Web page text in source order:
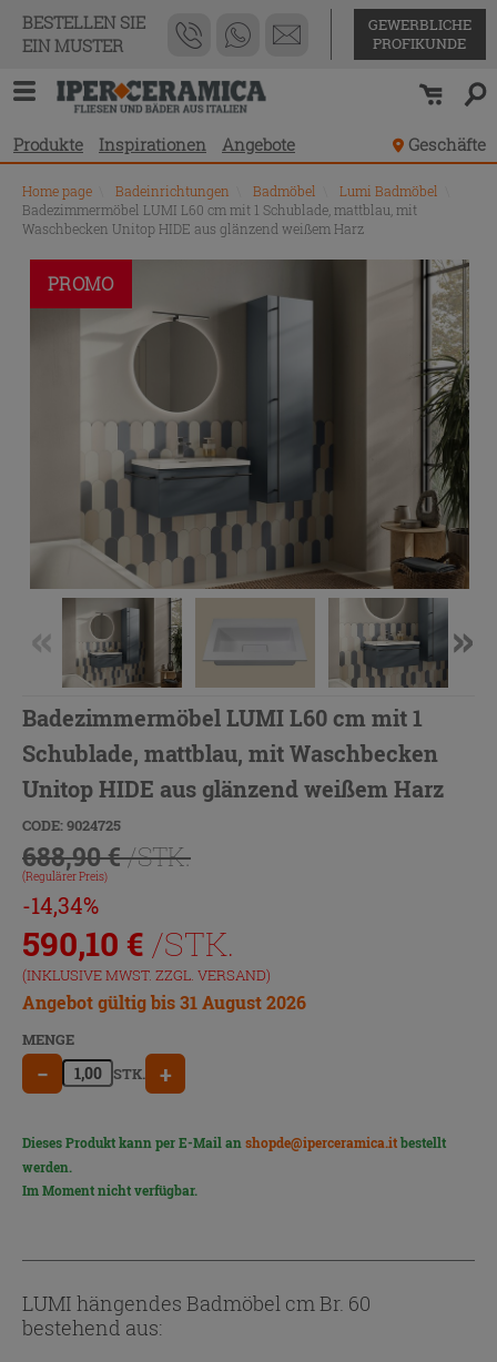
BESTELLEN SIE
EIN MUSTER
GEWERBLICHE
PROFIKUNDE
Produkte Inspirationen Angebote Geschäfte
Home page Badeinrichtungen Badmöbel Lumi Badmöbel
Badezimmermöbel LUMI L60 cm mit 1 Schublade, mattblau, mit
Waschbecken Unitop HIDE aus glänzend weißem Harz
PROMO
Badezimmermöbel LUMI L60 cm mit 1
Schublade, mattblau, mit Waschbecken
Unitop HIDE aus glänzend weißem Harz
CODE: 9024725
688,90 €/STK.
(Regulärer Preis)
-14,34%
590,10 € /STK.
(INKLUSIVE MWST. ZZGL. VERSAND)
Angebot gültig bis 31 August 2026
MENGE
− STK. +
Dieses Produkt kann per E-Mail anshopde@iperceramica.itbestellt
werden.
Im Moment nicht verfügbar.
LUMI hängendes Badmöbel cm Br. 60
bestehend aus: